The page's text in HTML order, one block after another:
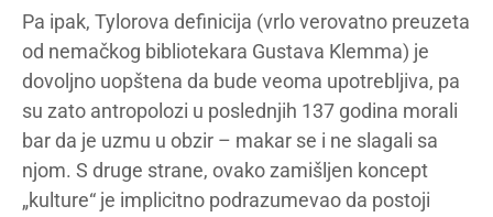
Pa ipak, Tylorova definicija (vrlo verovatno preuzeta
od nemačkog bibliotekara Gustava Klemma) je
dovoljno uopštena da bude veoma upotrebljiva, pa
su zato antropolozi u poslednjih 137 godina morali
bar da je uzmu u obzir – makar se i ne slagali sa
njom. S druge strane, ovako zamišljen koncept
„kulture“ je implicitno podrazumevao da postoji